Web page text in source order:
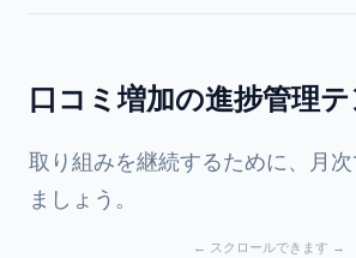
口コミ増加の進捗管理
取り組みを継続するために、月
ましょう。